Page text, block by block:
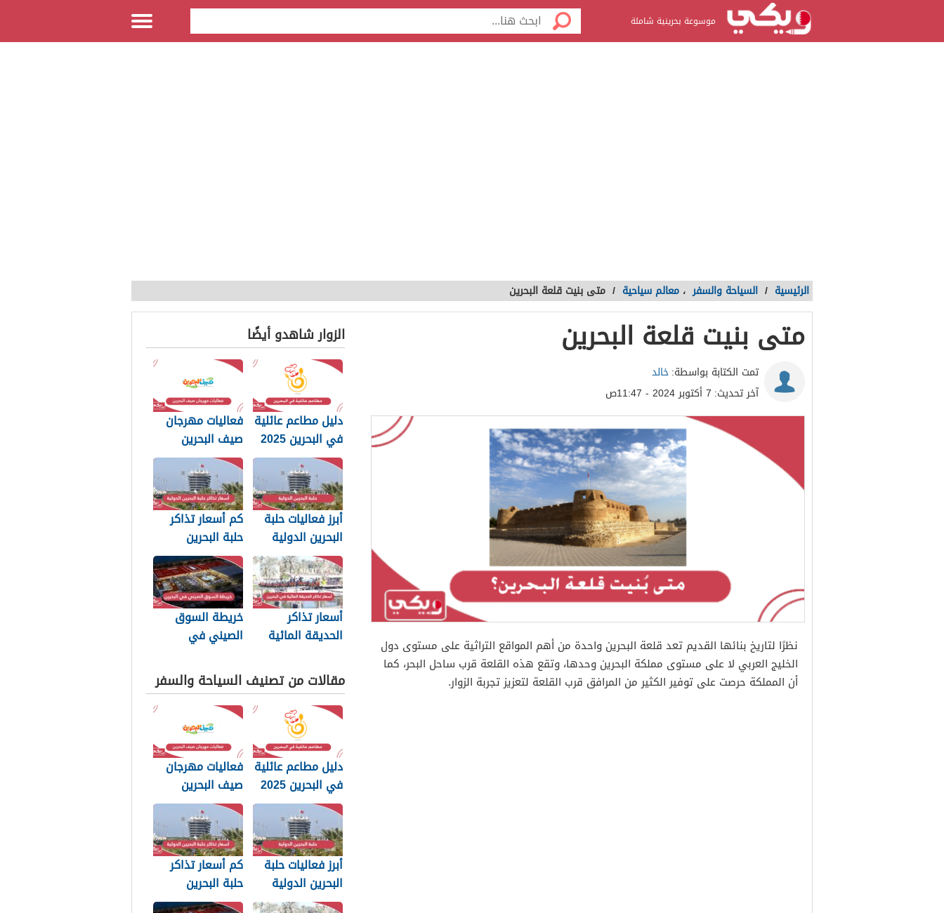
موسوعة بحرينية شاملة
الرئيسية / السياحة والسفر ، معالم سياحية / متى بنيت قلعة البحرين
متى بنيت قلعة البحرين
تمت الكتابة بواسطة:خالد
آخر تحديث: 7 أكتوبر 2024 - 11:47ص
نظرًا لتاريخ بنائها القديم تعد قلعة البحرين واحدة من أهم المواقع التراثية على مستوى دول
الخليج العربي لا على مستوى مملكة البحرين وحدها، وتقع هذه القلعة قرب ساحل البحر، كما
أن المملكة حرصت على توفير الكثير من المرافق قرب القلعة لتعزيز تجربة الزوار.
الزوار شاهدو أيضًا
دليل مطاعم عائلية
في البحرين 2025
فعاليات مهرجان
صيف البحرين
2025
أبرز فعاليات حلبة
البحرين الدولية
2025
كم أسعار تذاكر
حلبة البحرين
الدولية 2025
أسعار تذاكر
الحديقة المائية
خريطة السوق
الصيني في
مقالات من تصنيف السياحة والسفر
دليل مطاعم عائلية
في البحرين 2025
فعاليات مهرجان
صيف البحرين
2025
أبرز فعاليات حلبة
البحرين الدولية
2025
كم أسعار تذاكر
حلبة البحرين
الدولية 2025